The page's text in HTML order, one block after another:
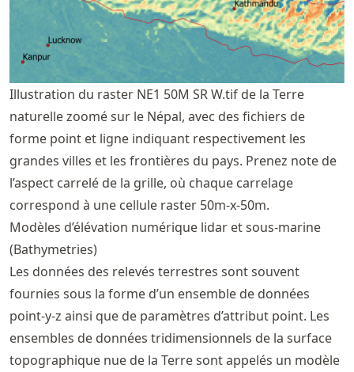
Illustration du raster NE1 50M SR W.tif de la Terre
naturelle zoomé sur le Népal, avec des fichiers de
forme point et ligne indiquant respectivement les
grandes villes et les frontières du pays. Prenez note de
l’aspect carrelé de la grille, où chaque carrelage
correspond à une cellule raster 50m-x-50m.
Modèles d’élévation numérique lidar et sous-marine
(Bathymetries)
Les données des relevés terrestres sont souvent
fournies sous la forme d’un ensemble de données
point-y-z ainsi que de paramètres d’attribut point. Les
ensembles de données tridimensionnels de la surface
topographique nue de la Terre sont appelés un modèle